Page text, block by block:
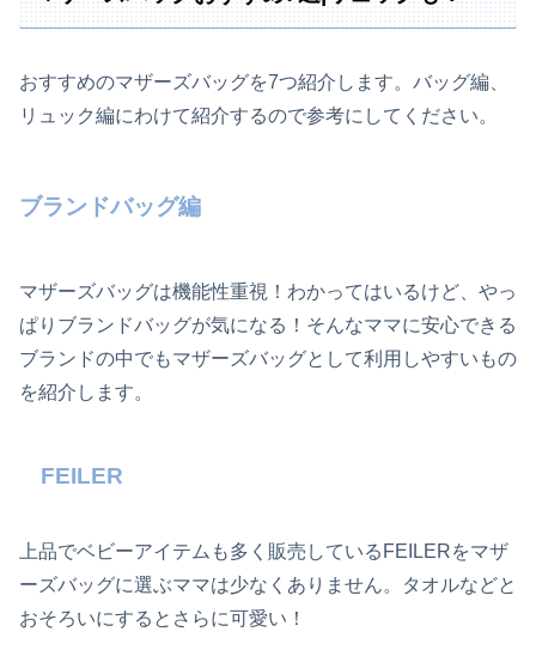
おすすめのマザーズバッグを7つ紹介します。バッグ編、
リュック編にわけて紹介するので参考にしてください。
ブランドバッグ編
マザーズバッグは機能性重視！わかってはいるけど、やっ
ぱりブランドバッグが気になる！そんなママに安心できる
ブランドの中でもマザーズバッグとして利用しやすいもの
を紹介します。
FEILER
上品でベビーアイテムも多く販売しているFEILERをマザ
ーズバッグに選ぶママは少なくありません。タオルなどと
おそろいにするとさらに可愛い！